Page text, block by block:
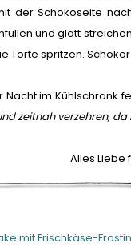
der Schokoseite
und glatt
Torte spritzen.
im Kühlschrank
zeitnah verzehren,
Alles Liebe
mit Frischkäse-